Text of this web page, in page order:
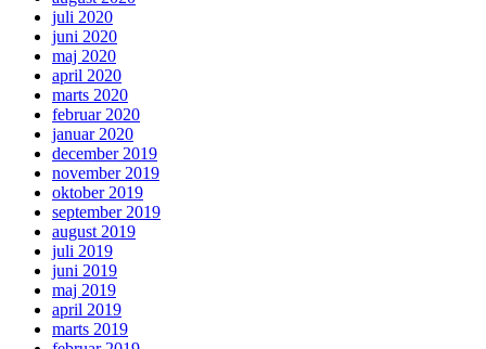
juli 2020
juni 2020
maj 2020
april 2020
marts 2020
februar 2020
januar 2020
december 2019
november 2019
oktober 2019
september 2019
august 2019
juli 2019
juni 2019
maj 2019
april 2019
marts 2019